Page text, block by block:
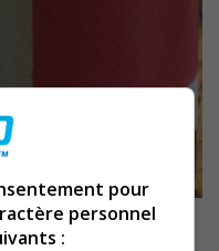
pour
personnel
: